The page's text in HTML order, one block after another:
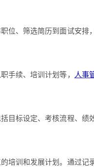
位、筛选简历到面试安
手续、培训计划等， 人事
目标设定、考核流程、
培训和发展计划。通过